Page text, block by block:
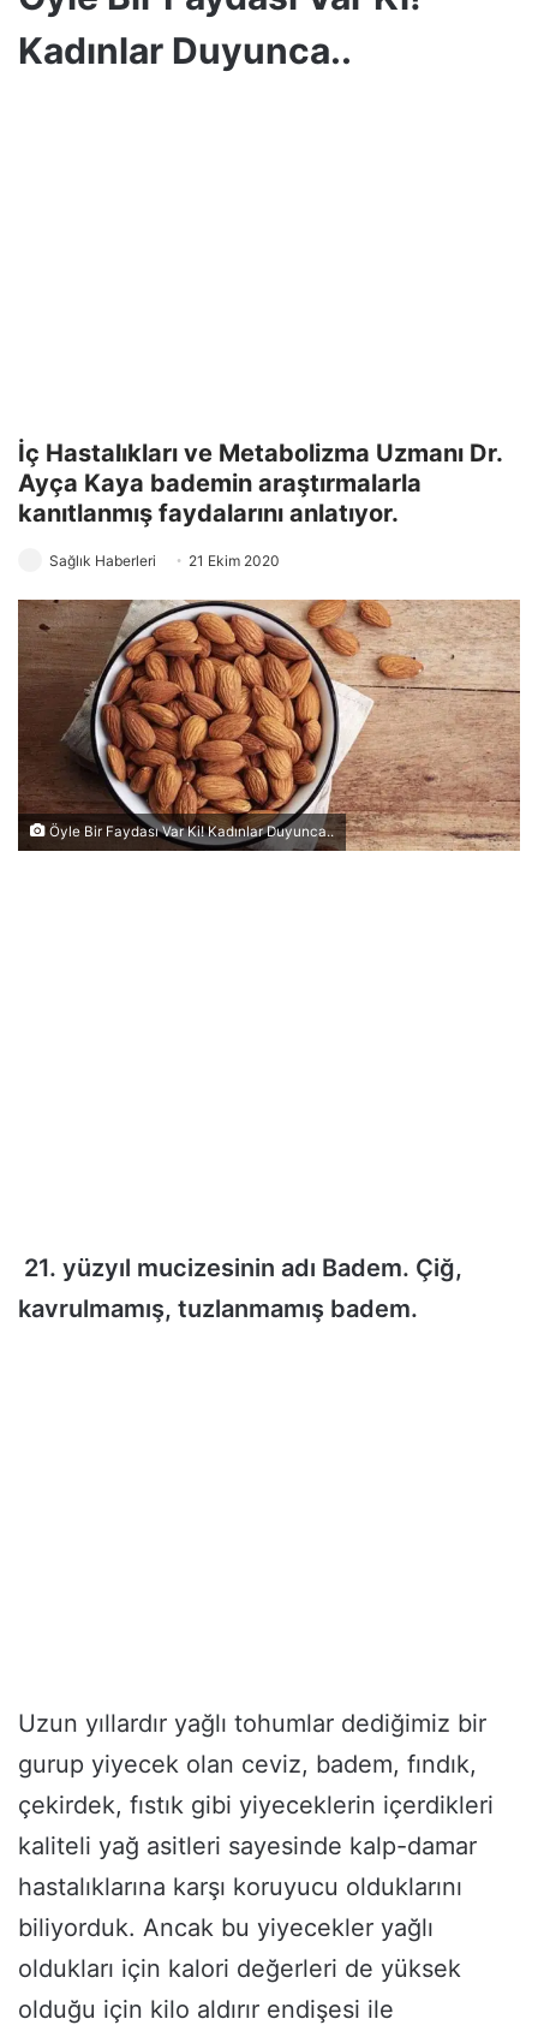
Kadınlar Duyunca..
İç Hastalıkları ve Metabolizma Uzmanı Dr.
Ayça Kaya bademin araştırmalarla
kanıtlanmış faydalarını anlatıyor.
Sağlık Haberleri 21 Ekim 2020
Öyle Bir Faydası Var Ki! Kadınlar Duyunca..
21. yüzyıl mucizesinin adı Badem. Çiğ,
kavrulmamış, tuzlanmamış badem.
Uzun yıllardır yağlı tohumlar dediğimiz bir
gurup yiyecek olan ceviz, badem, fındık,
çekirdek, fıstık gibi yiyeceklerin içerdikleri
kaliteli yağ asitleri sayesinde kalp-damar
hastalıklarına karşı koruyucu olduklarını
biliyorduk. Ancak bu yiyecekler yağlı
oldukları için kalori değerleri de yüksek
olduğu için kilo aldırır endişesi ile